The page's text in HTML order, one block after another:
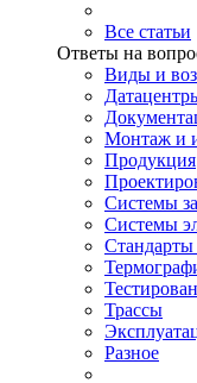
Все статьи
Ответы на
Виды и
Монтаж и
Продукция
Системы
Системы
Трассы
Разное